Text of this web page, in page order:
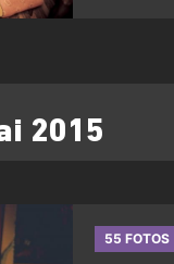
2015
55 FOTOS